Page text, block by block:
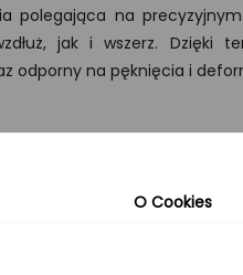
polegająca na
jak i wszerz. Dzięki
odporny na pęknięcia i
blatu zachowują naturalny
co nadaje mu wyjątkowy,
O Cookies